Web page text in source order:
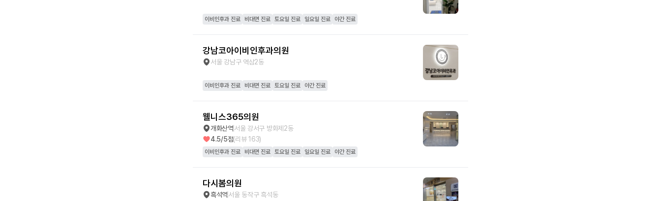
이비인후과 진료 비대면 진료 토요일 진료 일요일 진료 야간 진료
강남코아이비인후과의원
서울 강남구 역삼2동
이비인후과 진료 비대면 진료 토요일 진료 야간 진료
웰니스365의원
개화산역서울 강서구 방화제2동
4.5/5점(리뷰163)
이비인후과 진료 비대면 진료 토요일 진료 일요일 진료 야간 진료
다시봄의원
흑석역서울 동작구 흑석동